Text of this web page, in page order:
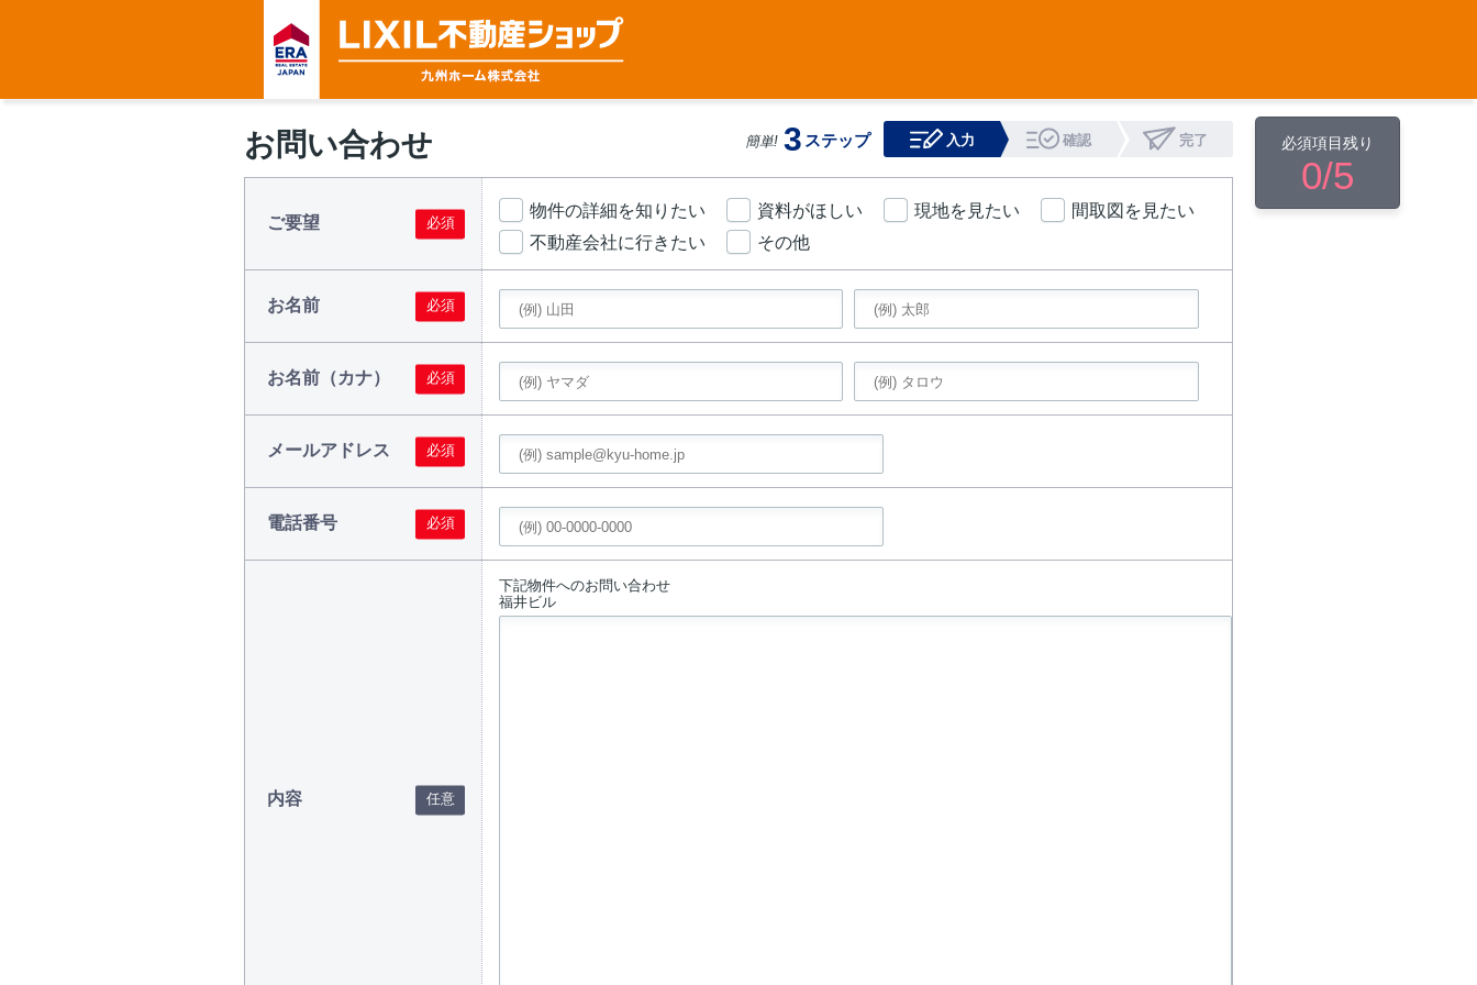
お問い合わせ 簡単! 3 ステップ 入力 確認 完了
ご要望
物件の詳細を知りたい 資料がほしい 現地を見たい
間取図を見たい
不動産会社に行きたい
その他
お名前
お名前（カナ）
メールアドレス
電話番号
内容
下記物件へのお問い合わせ
福井ビル
必須項目残り
0/5